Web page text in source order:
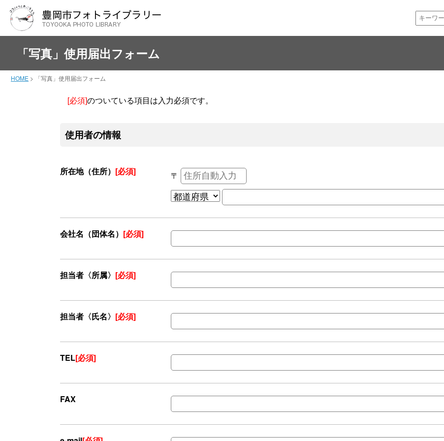
「写真」使用届出フォーム
HOME > 「写真」使用届出フォーム
[必須]のついている項目は入力必須です。
使用者の情報
所在地（住所） [必須] 〒
会社名（団体名） [必須]
担当者〈所属〉 [必須]
担当者〈氏名〉 [必須]
TEL[必須]
FAX